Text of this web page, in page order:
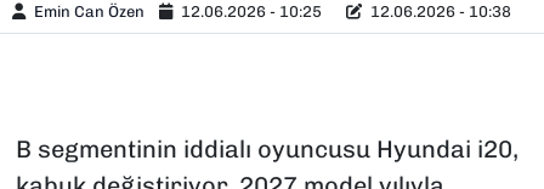
Emin Can Özen 12.06.2026 - 10:25 12.06.2026 - 10:38
B segmentinin iddialı oyuncusu Hyundai i20,